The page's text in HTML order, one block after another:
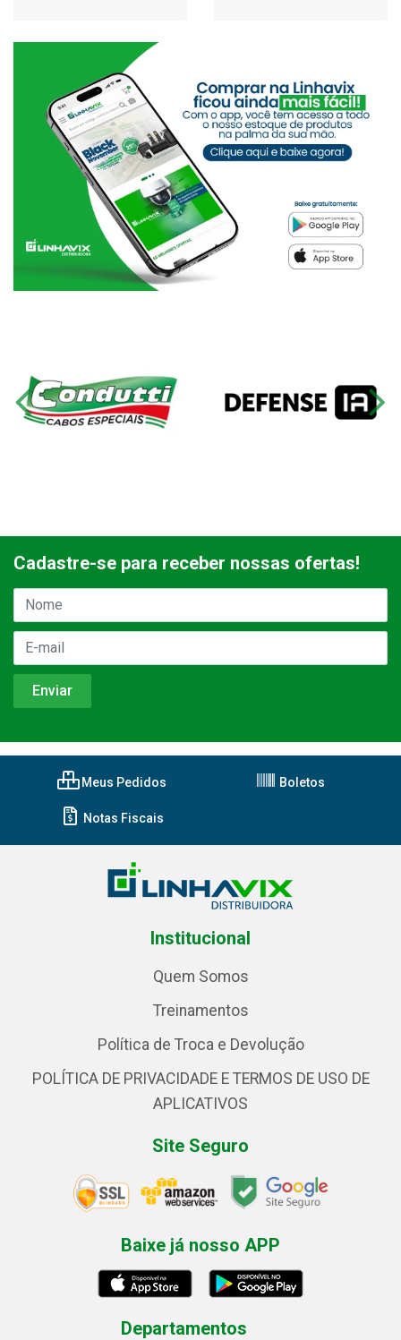
Cadastre-se para receber nossas ofertas!
Meus Pedidos Boletos
Notas Fiscais
Institucional
Quem Somos
Treinamentos
Política de Troca e Devolução
POLÍTICA DE PRIVACIDADE E TERMOS DE USO DE
APLICATIVOS
Site Seguro
Baixe já nosso APP
Departamentos